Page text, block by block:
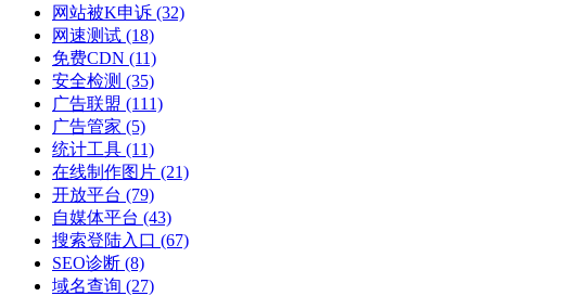
网站被K申诉 (32)
网速测试 (18)
免费CDN (11)
安全检测 (35)
广告联盟 (111)
广告管家 (5)
统计工具 (11)
在线制作图片 (21)
开放平台 (79)
自媒体平台 (43)
搜索登陆入口 (67)
SEO诊断 (8)
域名查询 (27)